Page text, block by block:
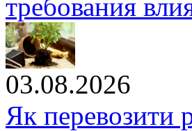
требования
03.08.2026
Як перевозити